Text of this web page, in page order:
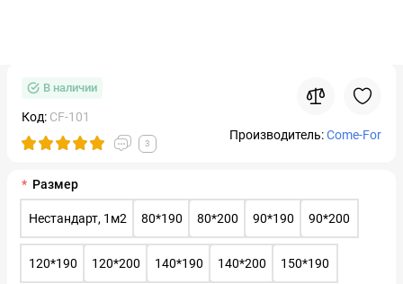
В наличии
Код: CF-101
3
Производитель:Come-For
Размер
Нестандарт, 1м2 80*190 80*200 90*190 90*200
120*190 120*200 140*190 140*200 150*190